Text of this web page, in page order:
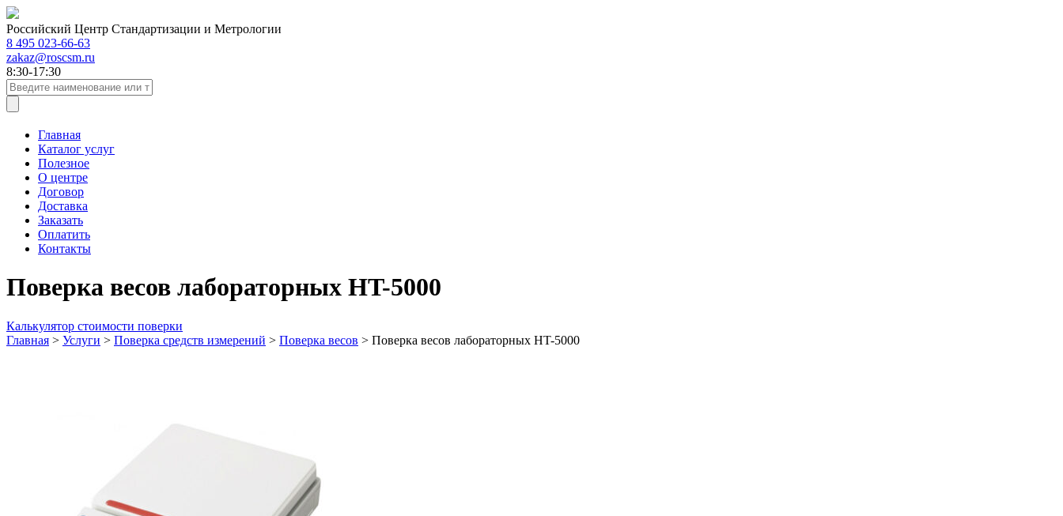
Российский Центр Стандартизации и Метрологии
8 495 023-66-63
zakaz@roscsm.ru
8:30-17:30
Главная
Каталог услуг
Полезное
О центре
Договор
Доставка
Заказать
Оплатить
Контакты
Поверка весов лабораторных HT-5000
Калькулятор стоимости поверки
Главная > Услуги > Поверка средств измерений > Поверка весов > Поверка весов лабораторных HT-5000